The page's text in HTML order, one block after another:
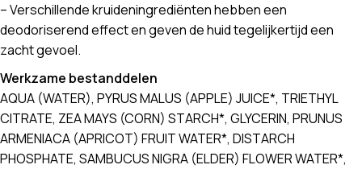
– Verschillende kruideningrediënten hebben een
deodoriserend effect en geven de huid tegelijkertijd een
zacht gevoel.
Werkzame bestanddelen
AQUA (WATER), PYRUS MALUS (APPLE) JUICE*, TRIETHYL
CITRATE, ZEA MAYS (CORN) STARCH*, GLYCERIN, PRUNUS
ARMENIACA (APRICOT) FRUIT WATER*, DISTARCH
PHOSPHATE, SAMBUCUS NIGRA (ELDER) FLOWER WATER*,